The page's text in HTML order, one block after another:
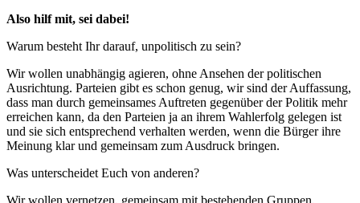
Also hilf mit, sei dabei!
Warum besteht Ihr darauf, unpolitisch zu sein?
Wir wollen unabhängig agieren, ohne Ansehen der politischen
Ausrichtung. Parteien gibt es schon genug, wir sind der Auffassung,
dass man durch gemeinsames Auftreten gegenüber der Politik mehr
erreichen kann, da den Parteien ja an ihrem Wahlerfolg gelegen ist
und sie sich entsprechend verhalten werden, wenn die Bürger ihre
Meinung klar und gemeinsam zum Ausdruck bringen.
Was unterscheidet Euch von anderen?